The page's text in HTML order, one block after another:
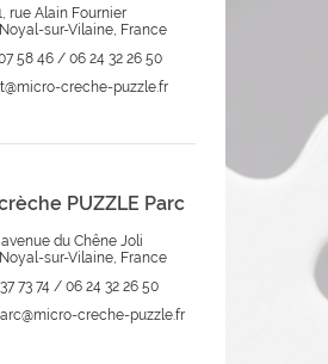
rue Alain Fournier
sur-Vilaine, France
58 46 / 06 24 32 26 50
creche-puzzle.fr
PUZZLE Parc
avenue du Chêne Joli
sur-Vilaine, France
73 74 / 06 24 32 26 50
creche-puzzle.fr